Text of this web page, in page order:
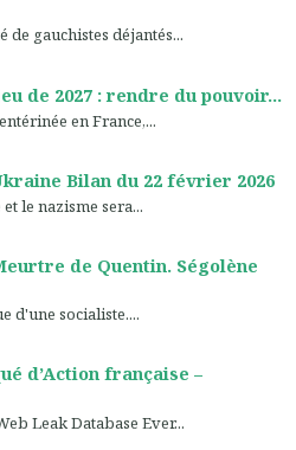
de gauchistes déjantés...
de 2027 : rendre du pouvoir...
en France,...
Bilan du 22 février 2026
le nazisme sera...
de Quentin. Ségolène
d'une socialiste....
d’Action française –
Leak Database Ever...